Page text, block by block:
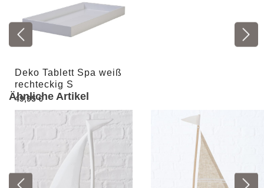
Deko Tablett Spa weiß
rechteckig S
49,95 €
Ähnliche Artikel